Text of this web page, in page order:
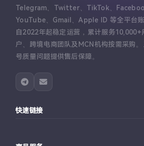
Telegram、Twitter、TikTok、
YouTube、Gmail、Apple ID 等全平台账
自2022年起稳定运营，累计服务10,000+
户、跨境电商团队及MCN机构按需采购
号质量问题提供售后保障。
快速链接